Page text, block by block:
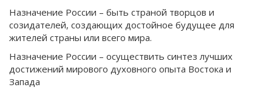
Назначение России – быть страной творцов и
созидателей, создающих достойное будущее для
жителей страны или всего мира.
Назначение России – осуществить синтез лучших
достижений мирового духовного опыта Востока и
Запада